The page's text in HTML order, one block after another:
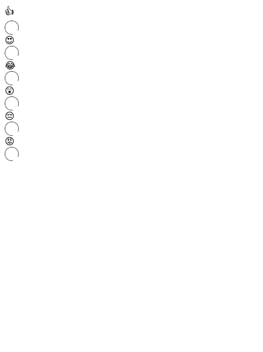
👍
😍
😂
😲
😔
😡